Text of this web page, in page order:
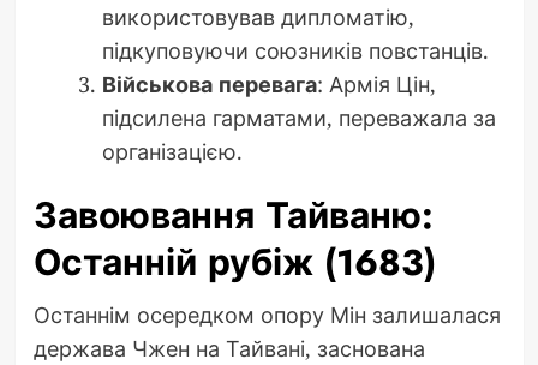
використовував дипломатію,
підкуповуючи союзників повстанців.
Військова перевага: Армія Цін,
підсилена гарматами, переважала за
організацією.
Завоювання Тайваню:
Останній рубіж (1683)
Останнім осередком опору Мін залишалася
держава Чжен на Тайвані, заснована